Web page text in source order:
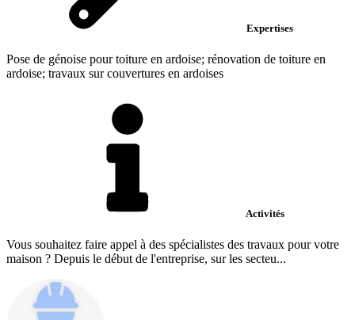
Expertises
Pose de génoise pour toiture en ardoise; rénovation de toiture en
ardoise; travaux sur couvertures en ardoises
Activités
Vous souhaitez faire appel à des spécialistes des travaux pour votre
maison ? Depuis le début de l'entreprise, sur les secteu...